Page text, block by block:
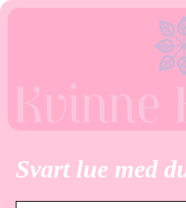
Svart lue med